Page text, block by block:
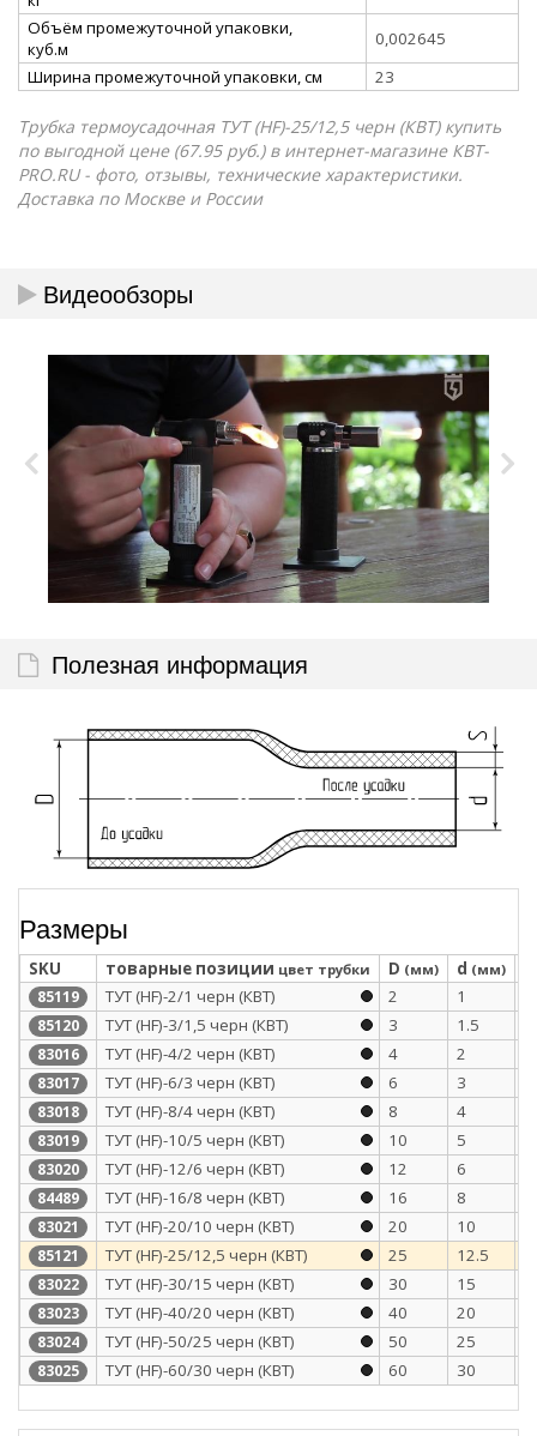
Объём промежуточной упаковки,
куб.м
0,002645
Ширина промежуточной упаковки, см
23
Трубка термоусадочная ТУТ (HF)-25/12,5 черн (КВТ) купить
по выгодной цене (67.95 руб.) в интернет-магазине КВТ-
PRO.RU - фото, отзывы, технические характеристики.
Доставка по Москве и России
Видеообзоры
Полезная информация
Размеры
SKU товарные позиции цвет трубки D (мм) d (мм)
85119 ТУТ (HF)-2/1 черн (КВТ) 2 1
85120 ТУТ (HF)-3/1,5 черн (КВТ) 3 1.5
83016 ТУТ (HF)-4/2 черн (КВТ) 4 2
83017 ТУТ (HF)-6/3 черн (КВТ) 6 3
83018 ТУТ (HF)-8/4 черн (КВТ) 8 4
83019 ТУТ (HF)-10/5 черн (КВТ) 10 5
83020 ТУТ (HF)-12/6 черн (КВТ) 12 6
84489 ТУТ (HF)-16/8 черн (КВТ) 16 8
83021 ТУТ (HF)-20/10 черн (КВТ) 20 10
85121 ТУТ (HF)-25/12,5 черн (КВТ) 25 12.5
83022 ТУТ (HF)-30/15 черн (КВТ) 30 15
83023 ТУТ (HF)-40/20 черн (КВТ) 40 20
83024 ТУТ (HF)-50/25 черн (КВТ) 50 25
83025 ТУТ (HF)-60/30 черн (КВТ) 60 30